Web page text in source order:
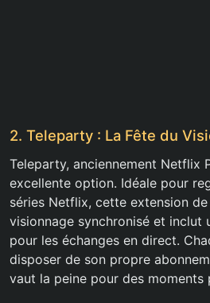
2. Teleparty : La Fête du
Teleparty, anciennement Netflix
excellente option. Idéale pour
séries Netflix, cette extension
visionnage synchronisé et inclut
pour les échanges en direct.
disposer de son propre
vaut la peine pour des moments